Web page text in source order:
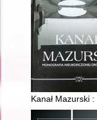
Kanał Mazurski